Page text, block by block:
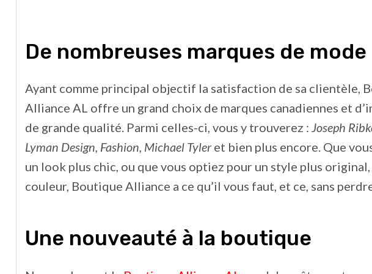
De nombreuses marques de mode
Ayant comme principal objectif la satisfaction de sa clientèle,
Alliance AL offre un grand choix de marques canadiennes et
de grande qualité. Parmi celles-ci, vous y trouverez : Joseph
Lyman Design, Fashion, Michael Tyler et bien plus encore. Que
un look plus chic, ou que vous optiez pour un style plus
couleur, Boutique Alliance a ce qu’il vous faut, et ce, sans
Une nouveauté à la boutique